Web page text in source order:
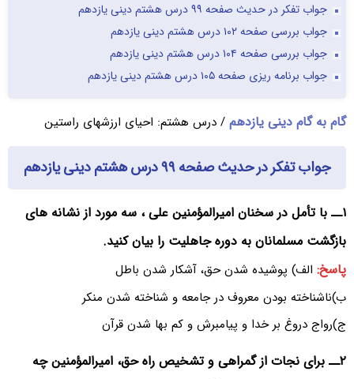
جواب تفکر در حدیث صفحه ۹۹ درس هشتم دینی یازدهم
جواب بررسی صفحه ۱۰۲ درس هشتم دینی یازدهم
جواب بررسی صفحه ۱۰۴ درس هشتم دینی یازدهم
جواب برنامه ریزی صفحه ۱۰۵ درس هشتم دینی یازدهم
گام به گام دینی یازدهم / درس هشتم: احیای ارزشهای راستین
جواب تفکر در حدیث صفحه ۹۹ درس هشتم دینی یازدهم
۱ــ با تأمل در سخنان امیرالمؤمنین علی ، سه مورد از نشانه های
بازگشت مسلمانان به دوره جاهلیت را بیان کنید.
پاسخ: الف) پوشیده شدن حق، آشکار شدن باطل
ب)ناشناخته بودن معروف در جامعه و شناخته شدن منکر
ج)رواج دروغ بر خدا و پیامبرش و کم بها شدن قرآن
۲ــ برای نجات از گمراهی و تشخیص راه حق، امیرالمؤمنین چه